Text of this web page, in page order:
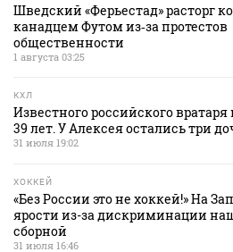
Шведский «Ферьестад» расторг
канадцем Футом из‑за протестов
общественности
1 августа 03:25
КХЛ
Известного российского вратаря
39 лет. У Алексея остались три
31 июля 19:02
ХОККЕЙ
«Без России это не хоккей!» На
ярости из-за дискриминации
сборной
31 июля 16:46